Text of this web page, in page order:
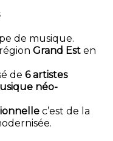
de musique.
régionGrand Est en
de6 artistes
néo-
c’est de la